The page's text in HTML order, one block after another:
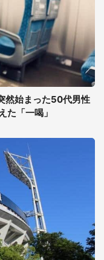
然始まった50代男性
た「一喝」